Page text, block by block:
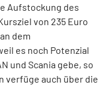
Aufstockung des
von 235 Euro
dem
es noch Potenzial
und Scania gebe, so
verfüge auch über die